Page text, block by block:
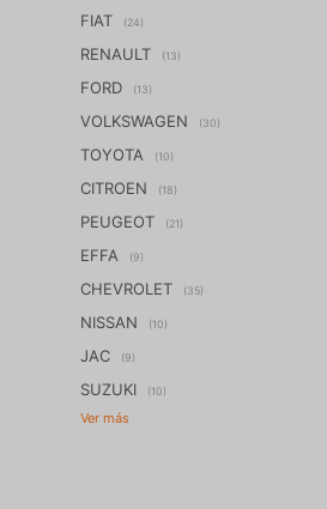
FIAT (24)
RENAULT (13)
FORD (13)
VOLKSWAGEN (30)
TOYOTA (10)
CITROEN (18)
PEUGEOT (21)
EFFA (9)
CHEVROLET (35)
NISSAN (10)
JAC (9)
SUZUKI (10)